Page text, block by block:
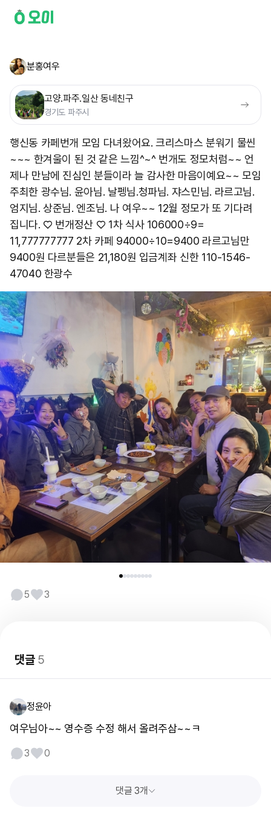
분홍여우
고양.파주.일산 동네친구
경기도 파주시
행신동 카페번개 모임 다녀왔어요. 크리스마스 분워기 물씬
~~~ 한겨울이 된 것 같은 느낌^~^ 번개도 정모처럼~~ 언
제나 만남에 진심인 분들이라 늘 감사한 마음이예요~~ 모임
주최한 광수님. 윤아님. 날펭님.청파님. 쟈스민님. 라르고님.
엄지님. 상준님. 엔조님. 나 여우~~ 12월 정모가 또 기다려
집니다. ♡ 번개정산 ♡ 1차 식사 106000÷9=
11,777777777 2차 카페 94000÷10=9400 라르고님만
9400원 다르분들은 21,180원 입금계좌 신한 110-1546-
47040 한광수
5 3
댓글5
정윤아
여우님아~~ 영수증 수정 해서 올려주삼~~ㅋ
3 0
댓글 3개